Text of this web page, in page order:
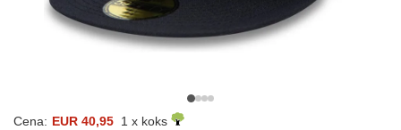
Cena: EUR 40,95 1 x koks